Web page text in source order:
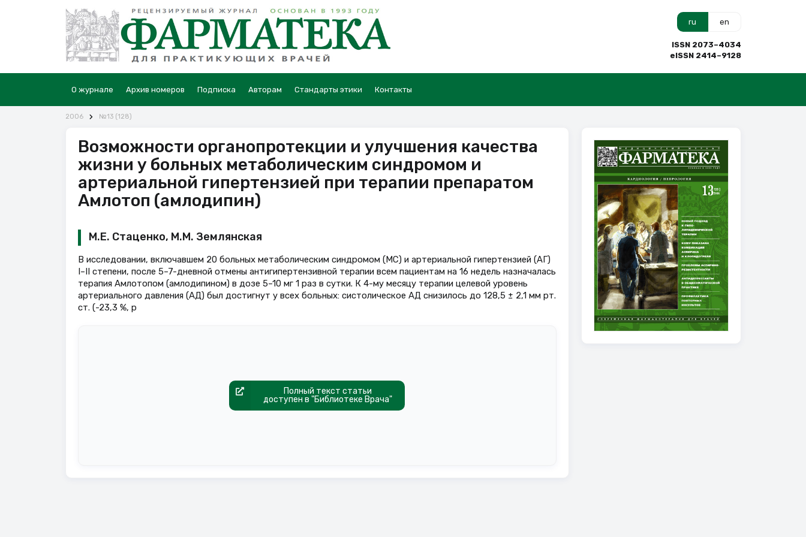
ru en
ISSN 2073–4034
eISSN 2414–9128
О журнале Архив номеров Подписка Авторам Стандарты этики Контакты
2006 №13 (128)
Возможности органопротекции и улучшения качества
жизни у больных метаболическим синдромом и
артериальной гипертензией при терапии препаратом
Амлотоп (амлодипин)
М.Е. Стаценко, М.М. Землянская
В исследовании, включавшем 20 больных метаболическим синдромом (МС) и артериальной гипертензией (АГ)
I–II степени, после 5–7-дневной отмены антигипертензивной терапии всем пациентам на 16 недель назначалась
терапия Амлотопом (амлодипином) в дозе 5–10 мг 1 раз в сутки. К 4-му месяцу терапии целевой уровень
артериального давления (АД) был достигнут у всех больных: систолическое АД снизилось до 128,5 ± 2,1 мм рт.
ст. (-23,3 %, p
Полный текст статьи
доступен в "Библиотеке Врача"